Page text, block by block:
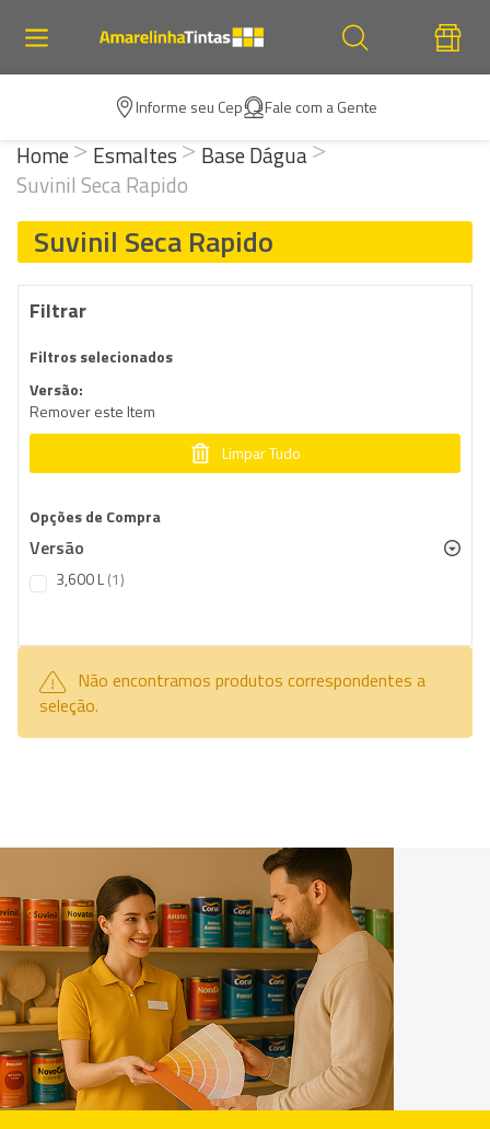
Informe seu Cep Fale com a Gente
Home Esmaltes
Base Dágua
Suvinil Seca Rapido
Suvinil Seca Rapido
Não encontramos produtos correspondentes a
seleção.
Filtrar
Filtros selecionados
Versão
Remover este Item
Limpar Tudo
Opções de Compra
Versão
3,600 L 1item